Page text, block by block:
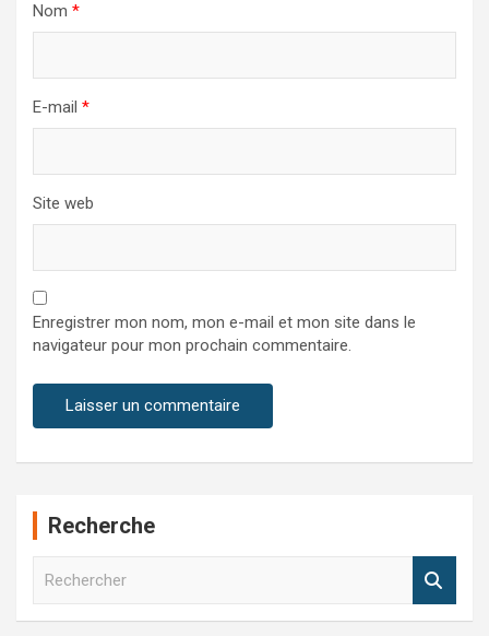
Nom *
E-mail *
Site web
Enregistrer mon nom, mon e-mail et mon site dans le
navigateur pour mon prochain commentaire.
Recherche